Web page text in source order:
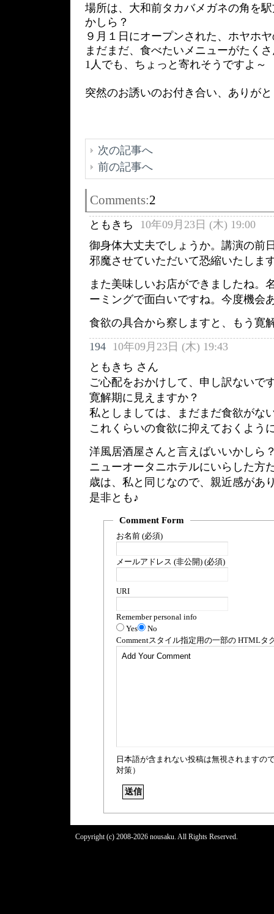
場所は、大和前タカバメガネの角を
かしら？
９月１日にオープンされた、ホヤホ
まだまだ、食べたいメニューがたく
1人でも、ちょっと寄れそうですよ～
突然のお誘いのお付き合い、ありが
次の記事へ
前の記事へ
Comments:2
ともきち
10年09月23日 (木) 19:00
御身体大丈夫でしょうか。講演の前
邪魔させていただいて恐縮いたしま
また美味しいお店ができましたね。
ーミングで面白いですね。今度機会
食欲の具合から察しますと、もう寛
194
10年09月23日 (木) 19:43
ともきち さん
ご心配をおかけして、申し訳ないで
寛解期に見えますか？
私としましては、まだまだ食欲がな
これくらいの食欲に抑えておくよう
洋風居酒屋さんと言えばいいかしら
ニューオータニホテルにいらした方
歳は、私と同じなので、親近感があ
是非とも♪
Comment Form
お名前 (必須)
メールアドレス (非公開) (必須)
URI
Remember personal info
Yes
No
Commentスタイル指定用の一部の HTMLタ
日本語が含まれない投稿は無視されますの
対策）
Copyright (c) 2008-2026 nousaku. All Rights Reserved.